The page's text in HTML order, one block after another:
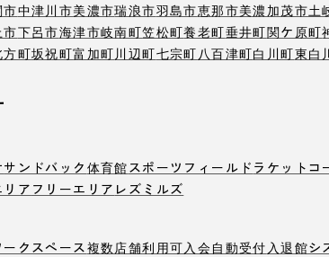
市中津川市美濃市瑞浪市羽島市恵那市美濃加茂市土
下呂市海津市岐南町笠松町養老町垂井町関ケ原町
方町坂祝町富加町川辺町七宗町 八百津町白川町東白
サンドバック 体育館スポーツフィールド ラケットコ
ア フリーエリア レズミルズ
ークスペース複数店舗利用可入会自動受付 入退館シ